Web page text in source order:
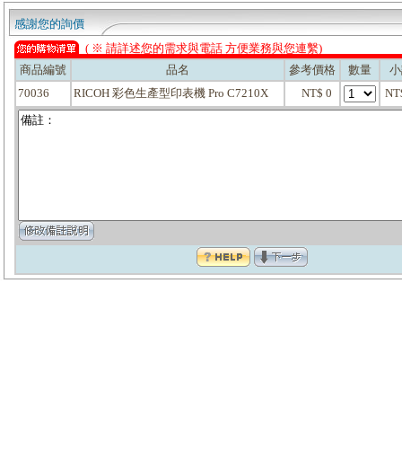
感謝您的詢價
( ※ 請詳述您的需求與電話 方便業務與您連繫)
商品編號
品名 參考價格 數量
70036
RICOH 彩色生產型印表機 Pro C7210X NT$ 0